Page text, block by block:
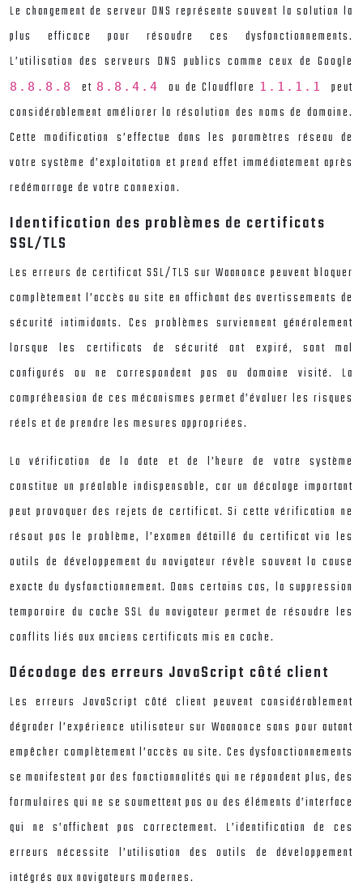
Le changement de serveur DNS représente souvent la solution la
plus efficace pour résoudre ces dysfonctionnements.
L’utilisation des serveurs DNS publics comme ceux de Google
8.8.8.8et 8.8.4.4ou de Cloudflare 1.1.1.1peut
considérablement améliorer la résolution des noms de domaine.
Cette modification s’effectue dans les paramètres réseau de
votre système d’exploitation et prend effet immédiatement après
redémarrage de votre connexion.
Identification des problèmes de certificats
SSL/TLS
Les erreurs de certificat SSL/TLS sur Waanonce peuvent bloquer
complètement l’accès au site en affichant des avertissements de
sécurité intimidants. Ces problèmes surviennent généralement
lorsque les certificats de sécurité ont expiré, sont mal
configurés ou ne correspondent pas au domaine visité. La
compréhension de ces mécanismes permet d’évaluer les risques
réels et de prendre les mesures appropriées.
La vérification de la date et de l’heure de votre système
constitue un préalable indispensable, car un décalage important
peut provoquer des rejets de certificat. Si cette vérification ne
résout pas le problème, l’examen détaillé du certificat via les
outils de développement du navigateur révèle souvent la cause
exacte du dysfonctionnement. Dans certains cas, la suppression
temporaire du cache SSL du navigateur permet de résoudre les
conflits liés aux anciens certificats mis en cache.
Décodage des erreurs JavaScript côté client
Les erreurs JavaScript côté client peuvent considérablement
dégrader l’expérience utilisateur sur Waanonce sans pour autant
empêcher complètement l’accès au site. Ces dysfonctionnements
se manifestent par des fonctionnalités qui ne répondent plus, des
formulaires qui ne se soumettent pas ou des éléments d’interface
qui ne s’affichent pas correctement. L’identification de ces
erreurs nécessite l’utilisation des outils de développement
intégrés aux navigateurs modernes.